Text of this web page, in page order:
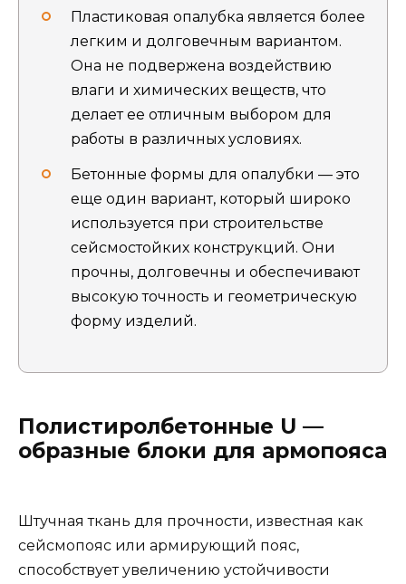
Пластиковая опалубка является более
легким и долговечным вариантом.
Она не подвержена воздействию
влаги и химических веществ, что
делает ее отличным выбором для
работы в различных условиях.
Бетонные формы для опалубки — это
еще один вариант, который широко
используется при строительстве
сейсмостойких конструкций. Они
прочны, долговечны и обеспечивают
высокую точность и геометрическую
форму изделий.
Полистиролбетонные U —
образные блоки для армопояса
Штучная ткань для прочности, известная как
сейсмопояс или армирующий пояс,
способствует увеличению устойчивости